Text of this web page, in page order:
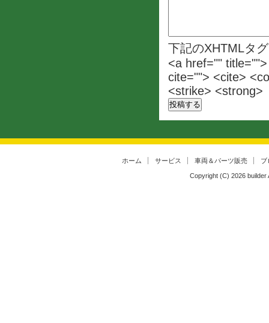
下記のXHTMLタ
<a href=""
cite=""> <cite>
<strike> <strong>
ホーム サービス 車両＆パーツ販売 ブ
Copyright (C) 2026 builder